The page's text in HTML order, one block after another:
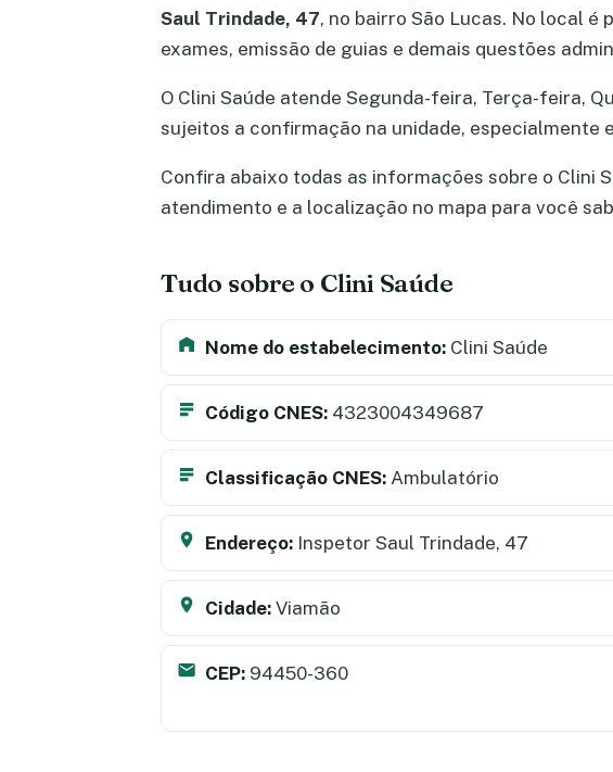
Saul Trindade, 47, no bairro São Lucas. No local
exames, emissão de guias e demais questões
O Clini Saúde atende Segunda-feira, Terça-feira,
sujeitos a confirmação na unidade, especialmente
Confira abaixo todas as informações sobre o Clini
atendimento e a localização no mapa para você
Tudo sobre o Clini Saúde
Nome do estabelecimento: Clini Saúde
Código CNES: 4323004349687
Classificação CNES: Ambulatório
Endereço: Inspetor Saul Trindade, 47
Cidade: Viamão
CEP: 94450-360